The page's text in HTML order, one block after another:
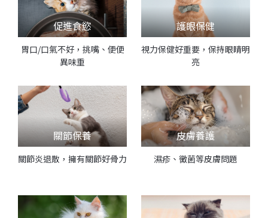
促進食慾
胃口/口氣不好，挑嘴、便便
異味重
護眼保健
視力保健好重要，保持眼睛明
亮
關節保養
關節炎退散，擁有關節好骨力
皮膚養護
濕疹、黴菌等皮膚問題